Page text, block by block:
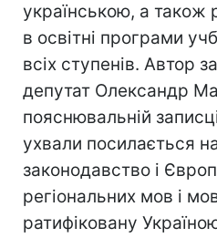
українською, а також
в освітні програми
всіх ступенів. Автор
депутат Олександр
пояснювальній
ухвали посилається
законодавство і
регіональних мов і
ратифіковану